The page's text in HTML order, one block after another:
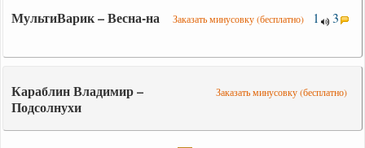
МультиВарик – Весна-на Заказать минусовку (бесплатно) 1 3
Караблин Владимир –
Подсолнухи
Заказать минусовку (бесплатно)